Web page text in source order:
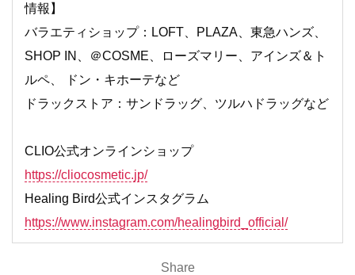
情報】
バラエティショップ：LOFT、PLAZA、東急ハンズ、
SHOP IN、＠COSME、ローズマリー、アインズ＆ト
ルペ、 ドン・キホーテなど
ドラックストア：サンドラッグ、ツルハドラッグなど
CLIO公式オンラインショップ
https://cliocosmetic.jp/
Healing Bird公式インスタグラム
https://www.instagram.com/healingbird_official/
Share